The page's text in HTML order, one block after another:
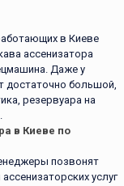
в Киеве
ассенизатора
Даже у
достаточно большой,
резервуара на
в Киеве по
позвонят
услуг